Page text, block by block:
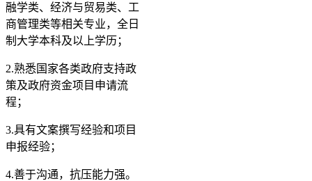
融学类、经济与贸易类、工
商管理类等相关专业，全日
制大学本科及以上学历；
2.熟悉国家各类政府支持政
策及政府资金项目申请流
程；
3.具有文案撰写经验和项目
申报经验；
4.善于沟通，抗压能力强。